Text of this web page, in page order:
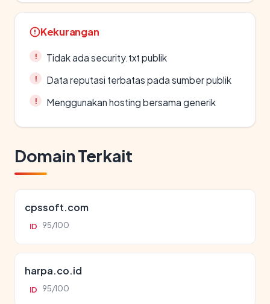
Kekurangan
Tidak ada security.txt publik
Data reputasi terbatas pada sumber publik
Menggunakan hosting bersama generik
Domain Terkait
cpssoft.com
ID 95/100
harpa.co.id
ID 95/100